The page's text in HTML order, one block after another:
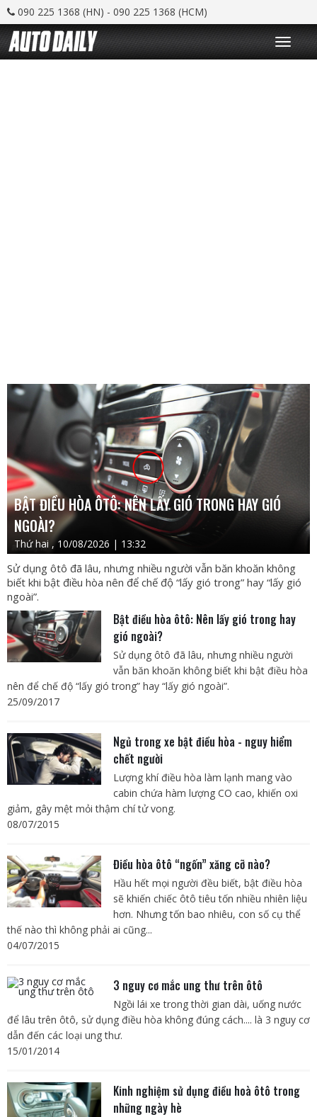
090 225 1368 (HN) - 090 225 1368 (HCM)
T
o
g
BẬT ĐIỀU HÒA ÔTÔ: NÊN LẤY GIÓ TRONG HAY GIÓ
NGOÀI?
Thứ hai , 10/08/2026 | 13:32
Sử dụng ôtô đã lâu, nhưng nhiều người vẫn băn khoăn không
biết khi bật điều hòa nên để chế độ “lấy gió trong” hay “lấy gió
ngoài”.
Bật điều hòa ôtô: Nên lấy gió trong hay
gió ngoài?
Sử dụng ôtô đã lâu, nhưng nhiều người
vẫn băn khoăn không biết khi bật điều hòa
nên để chế độ “lấy gió trong” hay “lấy gió ngoài”.
25/09/2017
Ngủ trong xe bật điều hòa - nguy hiểm
chết người
Lượng khí điều hòa làm lạnh mang vào
cabin chứa hàm lượng CO cao, khiến oxi
giảm, gây mệt mỏi thậm chí tử vong.
08/07/2015
Điều hòa ôtô “ngốn” xăng cỡ nào?
Hầu hết mọi người đều biết, bật điều hòa
sẽ khiến chiếc ôtô tiêu tốn nhiều nhiên liệu
hơn. Nhưng tốn bao nhiêu, con số cụ thể
thế nào thì không phải ai cũng...
04/07/2015
3 nguy cơ mắc ung thư trên ôtô
Ngồi lái xe trong thời gian dài, uống nước
để lâu trên ôtô, sử dụng điều hòa không đúng cách.... là 3 nguy cơ
dẫn đến các loại ung thư.
15/01/2014
Kinh nghiệm sử dụng điều hoà ôtô trong
những ngày hè